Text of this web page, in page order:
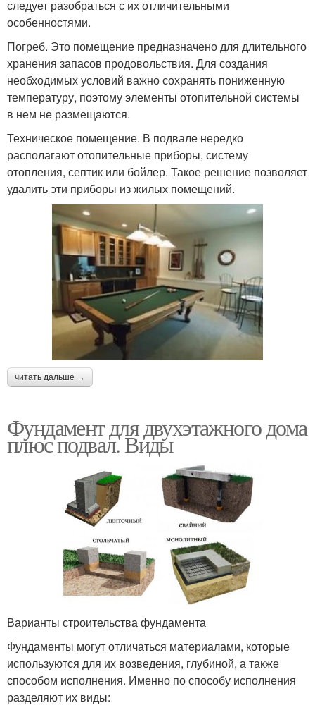
следует разобраться с их отличительными
особенностями.
Погреб. Это помещение предназначено для длительного
хранения запасов продовольствия. Для создания
необходимых условий важно сохранять пониженную
температуру, поэтому элементы отопительной системы
в нем не размещаются.
Техническое помещение. В подвале нередко
располагают отопительные приборы, систему
отопления, септик или бойлер. Такое решение позволяет
удалить эти приборы из жилых помещений.
читать дальше →
Фундамент для двухэтажного дома
плюс подвал. Виды
Варианты строительства фундамента
Фундаменты могут отличаться материалами, которые
используются для их возведения, глубиной, а также
способом исполнения. Именно по способу исполнения
разделяют их виды: